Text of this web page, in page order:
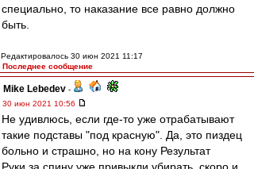
специально, то наказание все равно должно
быть.
Редактировалось 30 июн 2021 11:17
Последнее сообщение
Mike Lebedev -
30 июн 2021 10:56
Не удивлюсь, если где-то уже отрабатывают
такие подставы "под красную". Да, это пиздец
больно и страшно, но на кону Результат